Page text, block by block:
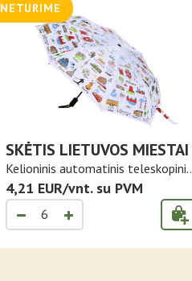
NETURIME
SKĖTIS LIETUVOS MIESTAI
Kelioninis automatinis teleskopinis
sk..
4,21 EUR/vnt. su PVM